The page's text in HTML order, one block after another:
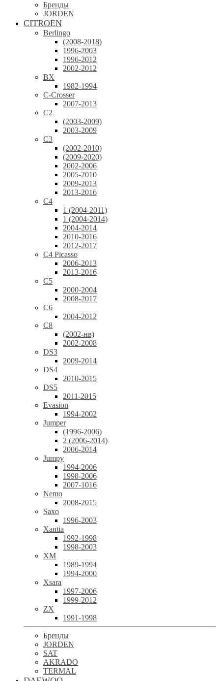
Бренды
JORDEN
CITROEN
Berlingo
(2008-2018)
1996-2003
1996-2012
2002-2012
BX
1982-1994
C-Crosser
2007-2013
C2
(2003-2009)
2003-2009
C3
(2002-2010)
(2009-2020)
2002-2006
2005-2010
2009-2013
2013-2016
C4
1 (2004-2011)
1 (2004-2014)
2004-2014
2010-2016
2012-2017
C4 Picasso
2006-2013
2013-2016
C5
2000-2004
2008-2017
C6
2004-2012
C8
(2002-нв)
2002-2008
DS3
2009-2014
DS4
2010-2015
DS5
2011-2015
Evasion
1994-2002
Jumper
(1996-2006)
2 (2006-2014)
2006-2014
Jumpy
1994-2006
1998-2006
2007-1016
Nemo
2008-2015
Saxo
1996-2003
Xantia
1992-1998
1998-2003
XM
1989-1994
1994-2000
Xsara
1997-2006
1999-2012
ZX
1991-1998
Бренды
JORDEN
SAT
AKRADO
TERMAL